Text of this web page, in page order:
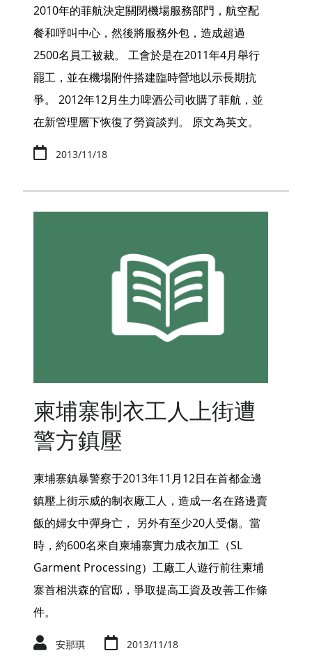
2010年的菲航決定關閉機場服務部門，航空配
餐和呼叫中心，然後將服務外包，造成超過
2500名員工被裁。 工會於是在2011年4月舉行
罷工，並在機場附件搭建臨時營地以示長期抗
爭。 2012年12月生力啤酒公司收購了菲航，並
在新管理層下恢復了勞資談判。 原文為英文。
2013/11/18
柬埔寨制衣工人上街遭
警方鎮壓
柬埔寨鎮暴警察于2013年11月12日在首都金邊
鎮壓上街示威的制衣廠工人，造成一名在路邊賣
飯的婦女中彈身亡， 另外有至少20人受傷。當
時，約600名來自柬埔寨實力成衣加工（SL
Garment Processing）工廠工人遊行前往柬埔
寨首相洪森的官邸，爭取提高工資及改善工作條
件。
安那琪 2013/11/18